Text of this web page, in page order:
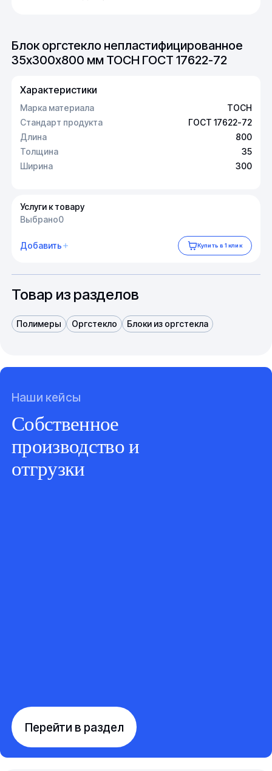
Блок оргстекло непластифицированное
35х300х800 мм ТОСН ГОСТ 17622-72
Характеристики
Марка материала
ТОСН
Стандарт продукта
ГОСТ 17622-72
Длина
800
Толщина
35
Ширина
300
Услуги к товару
Выбрано0
Добавить Купить в 1 клик
Товар из разделов
Полимеры Оргстекло Блоки из оргстекла
Наши кейсы
Собственное
производство и
отгрузки
Перейти в раздел